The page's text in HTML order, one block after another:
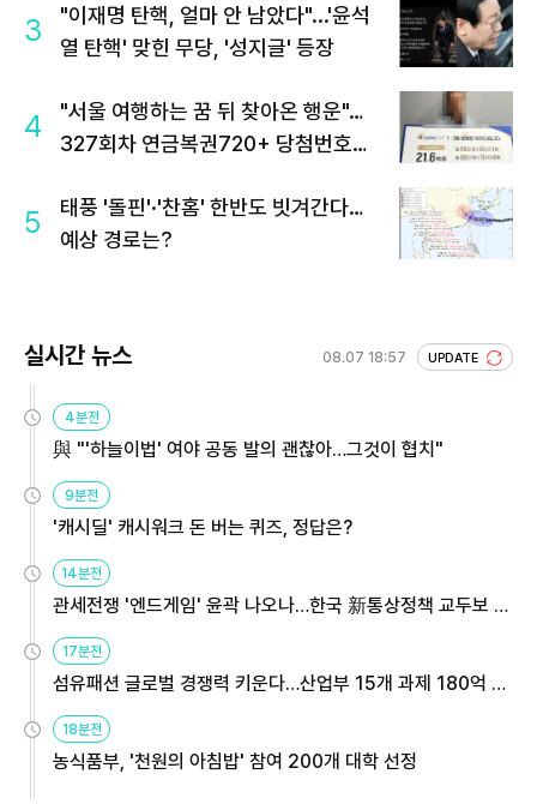
3
"이재명 탄핵, 얼마 안 남았다"...'윤석
열 탄핵' 맞힌 무당, '성지글' 등장
4
"서울 여행하는 꿈 뒤 찾아온 행운"…
327회차 연금복권720+ 당첨번호조
5
태풍 '돌핀'·'찬홈' 한반도 빗겨간다…
예상 경로는?
실시간 뉴스 08.07 18:57 UPDATE
4분전
與 "'하늘이법' 여야 공동 발의 괜찮아…그것이 협치"
9분전
'캐시딜' 캐시워크 돈 버는 퀴즈, 정답은?
14분전
관세전쟁 '엔드게임' 윤곽 나오나…한국 新통상정책 교두보 활
용해야
17분전
섬유패션 글로벌 경쟁력 키운다…산업부 15개 과제 180억 지
원
18분전
농식품부, '천원의 아침밥' 참여 200개 대학 선정